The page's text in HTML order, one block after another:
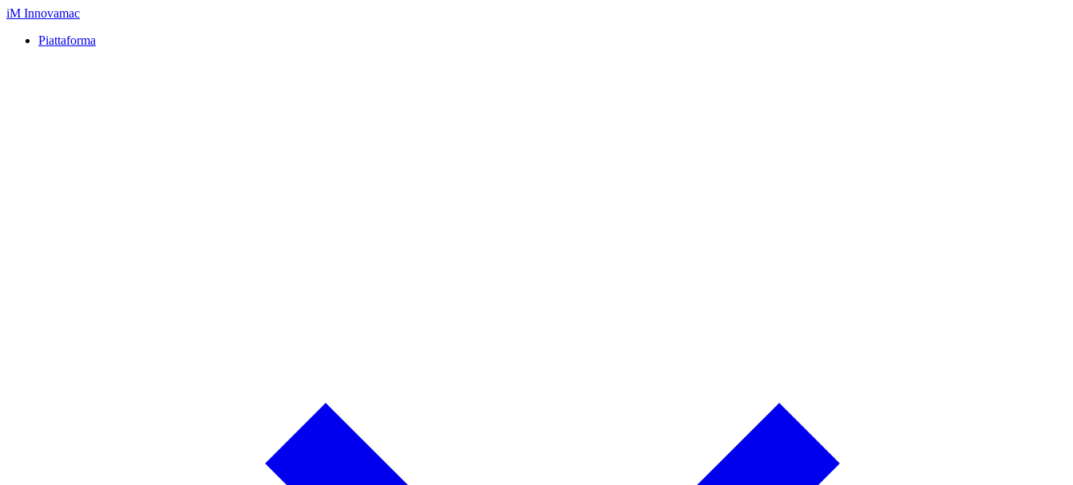
iM Innovamac
Piattaforma